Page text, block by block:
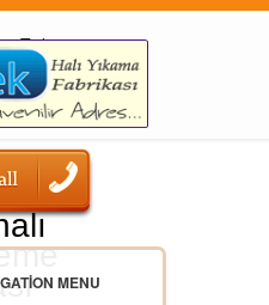
MENU
Teknisyeni